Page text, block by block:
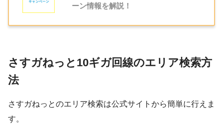
ーン情報を解説！
さすガねっと10ギガ回線のエリア検索方
法
さすガねっとのエリア検索は公式サイトから簡単に行えま
す。